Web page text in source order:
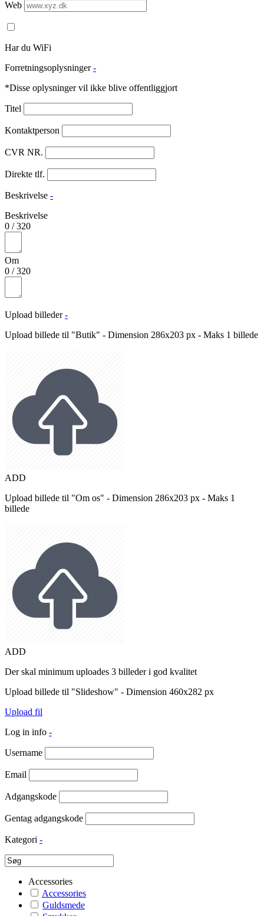
Web
Har du WiFi
Forretningsoplysninger -
*Disse oplysninger vil ikke blive offentliggjort
Titel
Kontaktperson
CVR NR.
Direkte tlf.
Beskrivelse -
Beskrivelse
0 /320
Om
0 /320
Upload billeder -
Upload billede til "Butik" - Dimension 286x203 px - Maks 1 billede
ADD
Upload billede til "Om os" - Dimension 286x203 px - Maks 1
billede
ADD
Der skal minimum uploades 3 billeder i god kvalitet
Upload billede til "Slideshow" - Dimension 460x282 px
Upload fil
Log in info -
Username
Email
Adgangskode
Gentag adgangskode
Kategori -
Accessories
Accessories
Guldsmede